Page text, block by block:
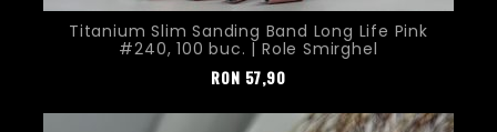
Titanium Slim Sanding Band Long Life Pink
#240, 100 buc. | Role Smirghel
Pret
RON 57,90